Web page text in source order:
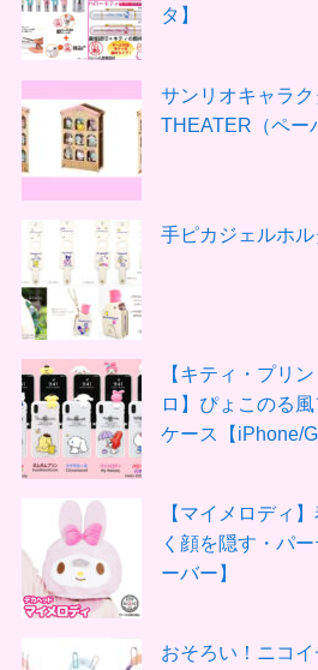
タ】
サンリオキャラ
THEATER（ペー
手ピカジェルホ
【キティ・プリ
ロ】ぴょこのる
ケース【iPhone/
【マイメロディ
く顔を隠す・パ
ーバー】
おそろい！ニコ